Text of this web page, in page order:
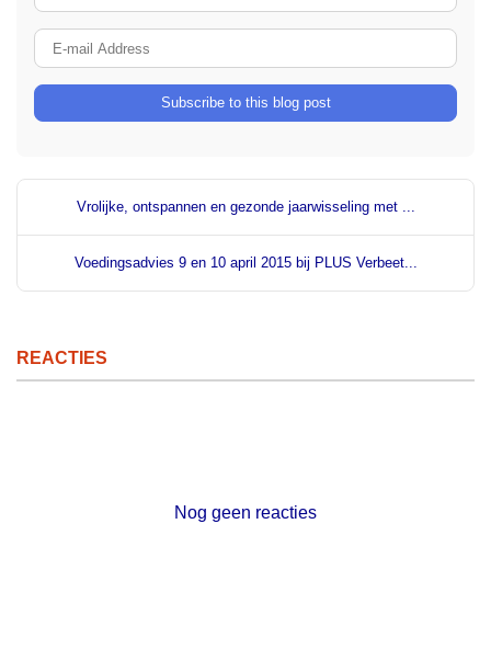
Subscribe to this blog post
Vrolijke, ontspannen en gezonde jaarwisseling met ...
Voedingsadvies 9 en 10 april 2015 bij PLUS Verbeet...
REACTIES
Nog geen reacties